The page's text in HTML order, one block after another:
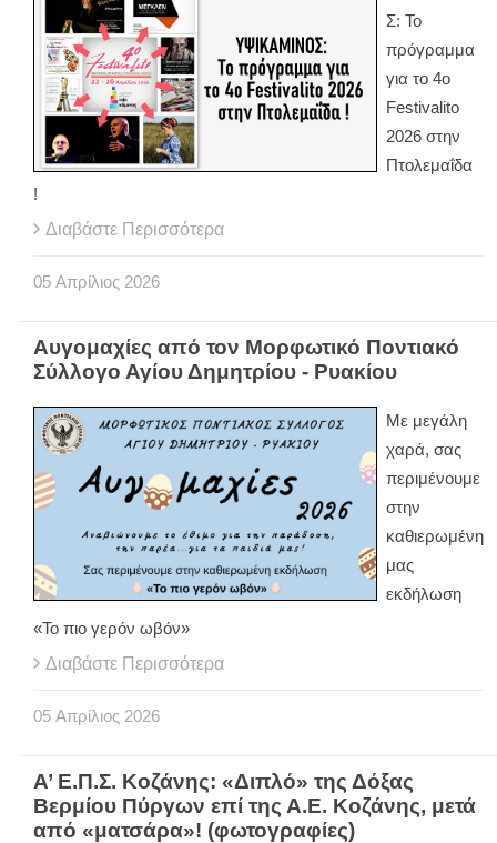
Σ: Το
πρόγραμμα
για το 4o
Festivalito
2026 στην
Πτολεμαΐδα
!
Διαβάστε Περισσότερα
05 Απρίλιος 2026
Αυγομαχίες από τον Μορφωτικό Ποντιακό
Σύλλογο Αγίου Δημητρίου - Ρυακίου
Με μεγάλη
χαρά, σας
περιμένουμε
στην
καθιερωμένη
μας
εκδήλωση
«Το πιο γερόν ωβόν»
Διαβάστε Περισσότερα
05 Απρίλιος 2026
Α’ Ε.Π.Σ. Κοζάνης: «Διπλό» της Δόξας
Βερμίου Πύργων επί της Α.Ε. Κοζάνης, μετά
από «ματσάρα»! (φωτογραφίες)